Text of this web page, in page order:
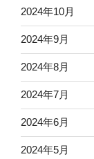
2024年10月
2024年9月
2024年8月
2024年7月
2024年6月
2024年5月